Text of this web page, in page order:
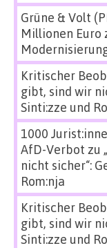
Grüne & Volt
Millionen
Kritischer
gibt, sind wir
Sinti:zze und
1000
AfD-Verbot zu
nicht sicher“:
Rom:nja
Kritischer
gibt, sind wir
Sinti:zze und